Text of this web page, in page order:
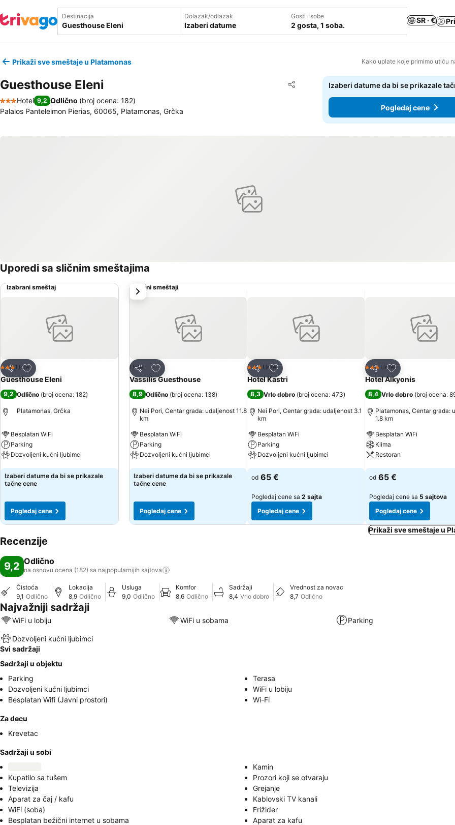
Destinacija Dolazak/odlazak
Izaberi datume
Gosti i sobe
2 gosta, 1 soba.
SR · €
Prikaži sve smeštaje u Platamonas Kako uplate koje primimo utiču
Guesthouse Eleni Deli
Dodati u favorite
3 Zvezdice
Hotel 9,2 Odlično (broj ocena: 182)
Palaios Panteleimon Pierias, 60065, Platamonas, Grčka
Izaberi datume da bi se prikazale
Pogledaj cene
Uporedi sa sličnim smeštajima
Izabrani smeštaj
Deli
Dodati u favorite
3 Zvezdice
Hotel
Guesthouse Eleni
9,2 Odlično (broj ocena: 182)
Platamonas, Grčka
Besplatan WiFi
Parking
Dozvoljeni kućni ljubimci
Pogledaj cene
Izaberi datume da bi se prikazale
tačne cene
Pogledaj cene
Slični smeštaji
Deli
Dodati u favorite
Hotel
Vassilis Guesthouse
8,9 Odlično (broj ocena: 138)
Nei Pori, Centar grada: udaljenost 11.8
km
Besplatan WiFi
Parking
Dozvoljeni kućni ljubimci
Pogledaj cene
Izaberi datume da bi se prikazale
tačne cene
Pogledaj cene
Deli
Dodati u favorite
3 Zvezdice
Hotel
Hotel Kastri
8,3 Vrlo dobro (broj ocena: 473)
Nei Pori, Centar grada: udaljenost 3.1
km
Besplatan WiFi
Parking
Dozvoljeni kućni ljubimci
Pogledaj cene
od 65 €
Pogledaj cene sa 2 sajta
Pogledaj cene
Deli
Dodati u favorite
3 Zvezdice
Hotel
Hotel Alkyonis
8,4 Vrlo dobro (broj ocena:
Platamonas, Centar grada:
1.8 km
Besplatan WiFi
Klima
Restoran
Pogledaj cene
od 65 €
Pogledaj cene sa 5 sajtova
Pogledaj cene
sledeće
Prikaži sve smeštaje u
Recenzije
9,2 Odlično
na osnovu ocena (182) sa najpopularnijih sajtova
Čistoća
9,1 Odlično
Lokacija
8,9 Odlično
Usluga
9,0 Odlično
Komfor
8,6 Odlično
Sadržaji
8,4 Vrlo dobro
Vrednost za novac
8,7 Odlično
Najvažniji sadržaji
WiFi u lobiju WiFi u sobama Parking
Dozvoljeni kućni ljubimci
Svi sadržaji
Sadržaji u objektu
Parking
Terasa
Dozvoljeni kućni ljubimci
WiFi u lobiju
Besplatan Wifi (Javni prostori)
Wi-Fi
Za decu
Krevetac
Sadržaji u sobi
Kamin
Kupatilo sa tušem
Prozori koji se otvaraju
Televizija
Grejanje
Aparat za čaj / kafu
Kablovski TV kanali
WiFi (soba)
Frižider
Besplatan bežični internet u sobama
Aparat za kafu